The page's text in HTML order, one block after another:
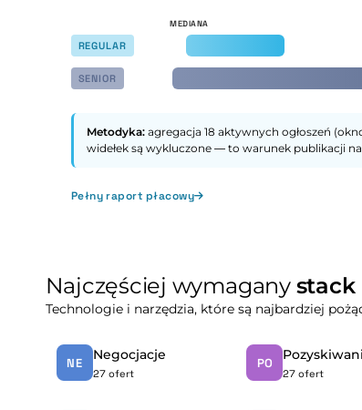
REGULAR
SENIOR
Metodyka:agregacja 18 aktywnych ogłoszeń
widełek są wykluczone — to warunek publikacji na
Pełny raport płacowy
Najczęściej wymagany stack
Technologie i narzędzia, które są najbardziej
NE
Negocjacje
27 ofert
PO
27 ofert